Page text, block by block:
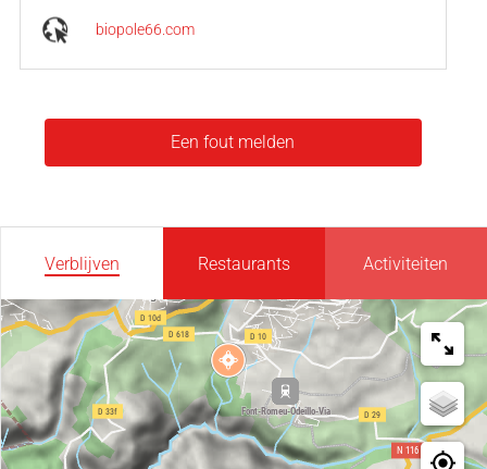
biopole66.com
Een fout melden
Verblijven Restaurants Activiteiten